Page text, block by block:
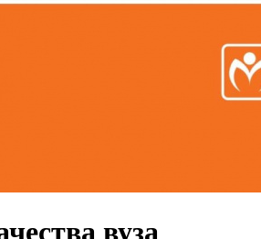
вуза